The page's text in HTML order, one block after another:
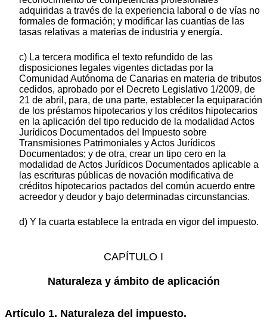
adquiridas a través de la experiencia laboral o de vías no
formales de formación; y modificar las cuantías de las
tasas relativas a materias de industria y energía.
c) La tercera modifica el texto refundido de las
disposiciones legales vigentes dictadas por la
Comunidad Autónoma de Canarias en materia de tributos
cedidos, aprobado por el Decreto Legislativo 1/2009, de
21 de abril, para, de una parte, establecer la equiparación
de los préstamos hipotecarios y los créditos hipotecarios
en la aplicación del tipo reducido de la modalidad Actos
Jurídicos Documentados del Impuesto sobre
Transmisiones Patrimoniales y Actos Jurídicos
Documentados; y de otra, crear un tipo cero en la
modalidad de Actos Jurídicos Documentados aplicable a
las escrituras públicas de novación modificativa de
créditos hipotecarios pactados del común acuerdo entre
acreedor y deudor y bajo determinadas circunstancias.
d) Y la cuarta establece la entrada en vigor del impuesto.
CAPÍTULO I
Naturaleza y ámbito de aplicación
Artículo 1. Naturaleza del impuesto.